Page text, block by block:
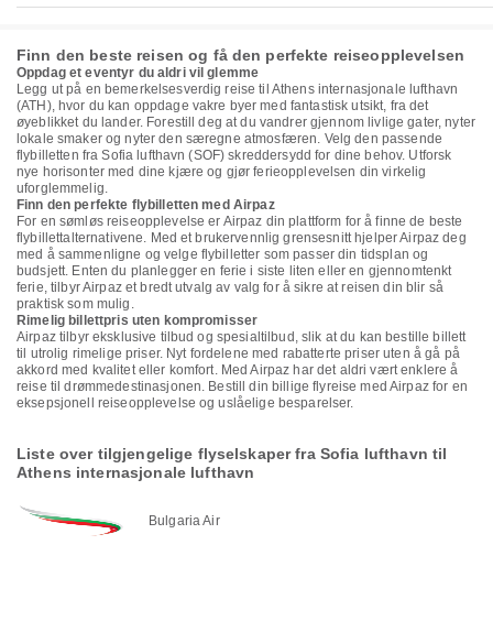
Finn den beste reisen og få den perfekte reiseopplevelsen
Oppdag et eventyr du aldri vil glemme
Legg ut på en bemerkelsesverdig reise til Athens internasjonale lufthavn
(ATH), hvor du kan oppdage vakre byer med fantastisk utsikt, fra det
øyeblikket du lander. Forestill deg at du vandrer gjennom livlige gater, nyter
lokale smaker og nyter den særegne atmosfæren. Velg den passende
flybilletten fra Sofia lufthavn (SOF) skreddersydd for dine behov. Utforsk
nye horisonter med dine kjære og gjør ferieopplevelsen din virkelig
uforglemmelig.
Finn den perfekte flybilletten med Airpaz
For en sømløs reiseopplevelse er Airpaz din plattform for å finne de beste
flybillettalternativene. Med et brukervennlig grensesnitt hjelper Airpaz deg
med å sammenligne og velge flybilletter som passer din tidsplan og
budsjett. Enten du planlegger en ferie i siste liten eller en gjennomtenkt
ferie, tilbyr Airpaz et bredt utvalg av valg for å sikre at reisen din blir så
praktisk som mulig.
Rimelig billettpris uten kompromisser
Airpaz tilbyr eksklusive tilbud og spesialtilbud, slik at du kan bestille billett
til utrolig rimelige priser. Nyt fordelene med rabatterte priser uten å gå på
akkord med kvalitet eller komfort. Med Airpaz har det aldri vært enklere å
reise til drømmedestinasjonen. Bestill din billige flyreise med Airpaz for en
eksepsjonell reiseopplevelse og uslåelige besparelser.
Liste over tilgjengelige flyselskaper fra Sofia lufthavn til
Athens internasjonale lufthavn
Bulgaria Air